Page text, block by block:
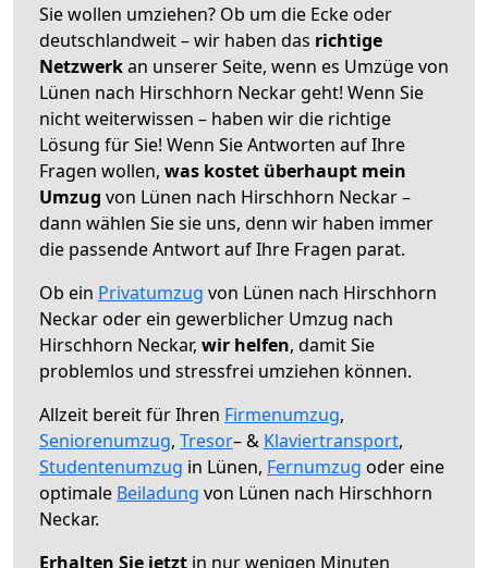
Sie wollen umziehen? Ob um die Ecke oder
deutschlandweit – wir haben das richtige
Netzwerkan unserer Seite, wenn es Umzüge von
Lünen nach Hirschhorn Neckar geht! Wenn Sie
nicht weiterwissen – haben wir die richtige
Lösung für Sie! Wenn Sie Antworten auf Ihre
Fragen wollen, was kostet überhaupt mein
Umzug von Lünen nach Hirschhorn Neckar –
dann wählen Sie sie uns, denn wir haben immer
die passende Antwort auf Ihre Fragen parat.
Ob ein Privatumzug von Lünen nach Hirschhorn
Neckar oder ein gewerblicher Umzug nach
Hirschhorn Neckar, wir helfen, damit Sie
problemlos und stressfrei umziehen können.
Allzeit bereit für Ihren Firmenumzug,
Seniorenumzug, Tresor– & Klaviertransport,
Studentenumzug in Lünen, Fernumzug oder eine
optimale Beiladung von Lünen nach Hirschhorn
Neckar.
Erhalten Sie jetzt in nur wenigen Minuten